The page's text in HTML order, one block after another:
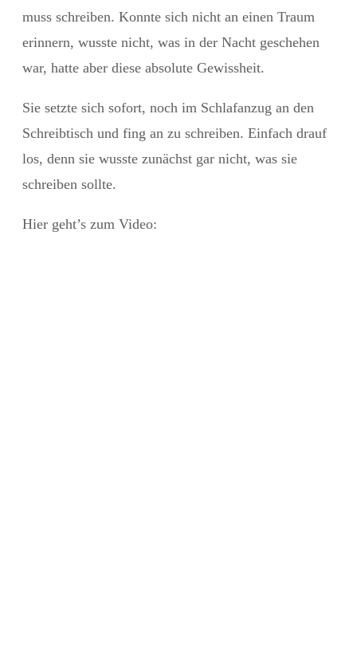
muss schreiben. Konnte sich nicht an einen Traum
erinnern, wusste nicht, was in der Nacht geschehen
war, hatte aber diese absolute Gewissheit.
Sie setzte sich sofort, noch im Schlafanzug an den
Schreibtisch und fing an zu schreiben. Einfach drauf
los, denn sie wusste zunächst gar nicht, was sie
schreiben sollte.
Hier geht’s zum Video: